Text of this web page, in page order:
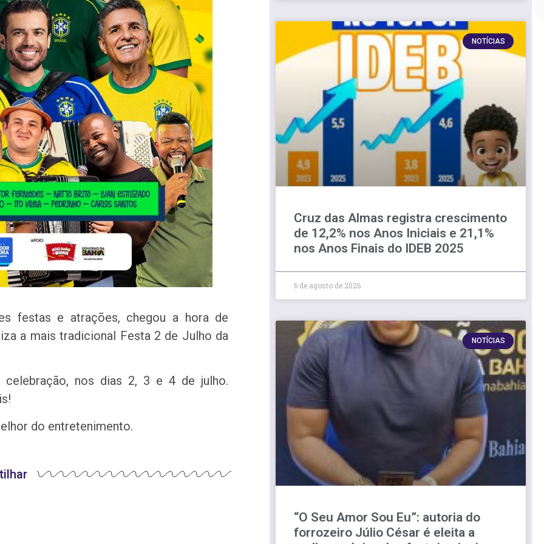
festas e atrações, chegou a hora de
a mais tradicional Festa 2 de Julho da
nos dias 2, 3 e 4 de julho.
do entretenimento.
NOTÍCIAS
Cruz das Almas registra crescimento
de 12,2% nos Anos Iniciais e 21,1%
nos Anos Finais do IDEB 2025
6 de agosto de 2026
NOTÍCIAS
“O Seu Amor Sou Eu”: autoria do
forrozeiro Júlio César é eleita a